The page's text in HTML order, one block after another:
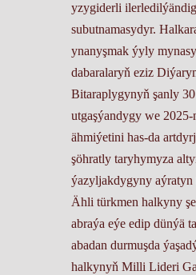
yzygiderli
subutnamasydyr.
ynanyşmak ýyly
dabaralaryň eziz
Bitaraplygynyň şanly
utgaşýandygy we
ähmiýetini has-da
şöhratly taryhymyza
ýazyljakdygyny aýratyn
Ähli türkmen halkyny
abraýa eýe edip dünýä
abadan durmuşda
halkynyň Milli Lideri